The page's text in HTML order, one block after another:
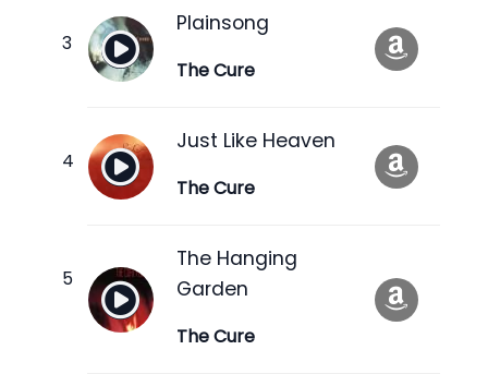
Plainsong
The Cure
Just Like Heaven
The Cure
The Hanging
Garden
The Cure